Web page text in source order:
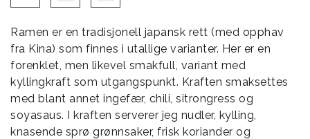
Ramen er en tradisjonell japansk rett (med opphav
fra Kina) som finnes i utallige varianter. Her er en
forenklet, men likevel smakfull, variant med
kyllingkraft som utgangspunkt. Kraften smaksettes
med blant annet ingefær, chili, sitrongress og
soyasaus. I kraften serverer jeg nudler, kylling,
knasende sprø grønnsaker, frisk koriander og